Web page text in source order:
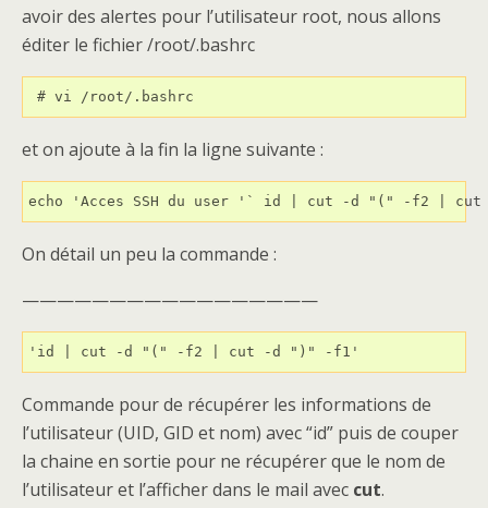
avoir des alertes pour l’utilisateur root, nous allons
éditer le fichier /root/.bashrc
et on ajoute à la fin la ligne suivante :
echo 'Acces SSH du user '` id | cut -d "(" -f2 |
On détail un peu la commande :
—————————————————
'id | cut -d "(" -f2 | cut -d ")" -f1'
Commande pour de récupérer les informations de
l’utilisateur (UID, GID et nom) avec “id” puis de couper
la chaine en sortie pour ne récupérer que le nom de
l’utilisateur et l’afficher dans le mail avec cut.